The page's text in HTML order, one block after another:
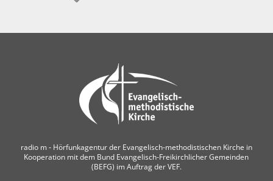
radio m ‐ Hörfunkagentur der Evangelisch-methodistischen Kirche in
Kooperation mit dem Bund Evangelisch-Freikirchlicher Gemeinden
(BEFG) im Auftrag der VEF.